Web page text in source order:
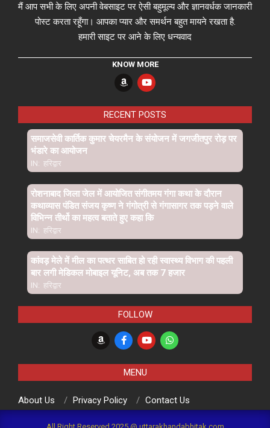
मैं आप सभी के लिए अपनी वेबसाइट पर ऐसी बहुमूल्य और ज्ञानवर्धक जानकारी
पोस्ट करता रहूँगा। आपका प्यार और समर्थन बहुत मायने रखता है.
हमारी साइट पर आने के लिए धन्यवाद
KNOW MORE
RECENT POSTS
समाजसेवी कार्तिक कुमार चेयरमैन के संयोजन में जगजीतपुर रोड़ पर
भंडारे का आयोजन
IN: हरिद्वार
रोशनाबाद जिला जेल में आयोजित संगीतमय गंगा कथा के दौरान
कथाव्यास पंडित संजय कृष्ण ने गंगोत्री से गंगासागर तक पड़ने वाले
विभिन्न तीर्थो का महत्व बताते हुए कहा कि
IN: हरिद्वार
कांवड़ मेले में मील का पत्थर साबित हो रही स्वास्थ्य विभाग की पहली
बार लगी मेडिकल मोबाइल यूनिट, अब तक 7 हजार
IN: हरिद्वार
FOLLOW
MENU
About Us Privacy Policy Contact Us